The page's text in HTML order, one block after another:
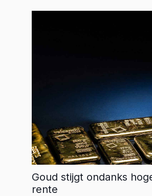
Goud stijgt ondanks
rente